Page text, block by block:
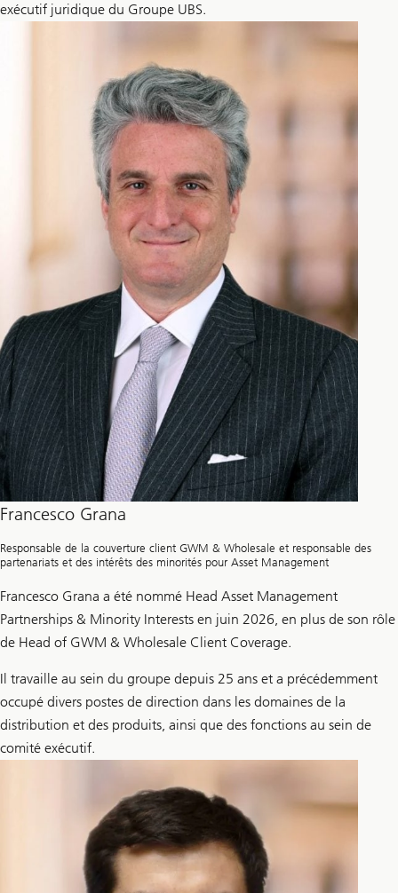
exécutif juridique du Groupe UBS.
Francesco Grana
Responsable de la couverture client GWM & Wholesale et responsable des
partenariats et des intérêts des minorités pour Asset Management
Francesco Grana a été nommé Head Asset Management
Partnerships & Minority Interests en juin 2026, en plus de son rôle
de Head of GWM & Wholesale Client Coverage.
Il travaille au sein du groupe depuis 25 ans et a précédemment
occupé divers postes de direction dans les domaines de la
distribution et des produits, ainsi que des fonctions au sein de
comité exécutif.